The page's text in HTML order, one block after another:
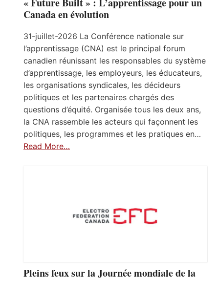
Canada en évolution
31-juillet-2026 La Conférence nationale sur
l’apprentissage (CNA) est le principal forum
canadien réunissant les responsables du système
d’apprentissage, les employeurs, les éducateurs,
les organisations syndicales, les décideurs
politiques et les partenaires chargés des
questions d’équité. Organisée tous les deux ans,
la CNA rassemble les acteurs qui façonnent les
politiques, les programmes et les pratiques en…
Read More…
Pleins feux sur la Journée mondiale de la